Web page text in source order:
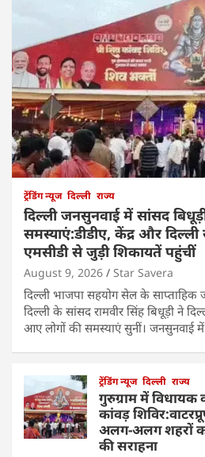
ट्रेंडिंग न्यूज दिल्ली राज्य
दिल्ली जनसुनवाई में सांसद
समस्याएं:डीडीए, केंद्र और
एमसीडी से जुड़ी शिकायतें पहुंचीं
August 9, 2026 Star Savera
दिल्ली भाजपा सहयोग सेल के साप्ताहिक
दिल्ली के सांसद रामवीर सिंह बिधूड़ी ने
आए लोगों की समस्याएं सुनीं। जनसुनवाई
ट्रेंडिंग न्यूज दिल्ली राज्य
गुरुग्राम में विधायक
कांवड़
अलग-अलग शहरों
की सराहना